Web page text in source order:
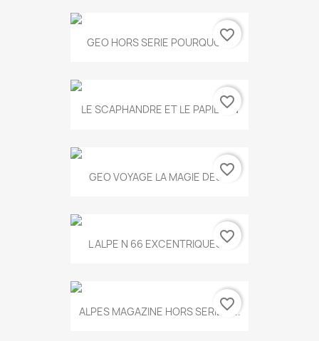
GEO HORS SERIE POURQUOI...
favorite_border
LE SCAPHANDRE ET LE PAPILLON
favorite_border
GEO VOYAGE LA MAGIE DES...
favorite_border
L ALPE N 66 EXCENTRIQUES...
favorite_border
ALPES MAGAZINE HORS SERIE N...
favorite_border